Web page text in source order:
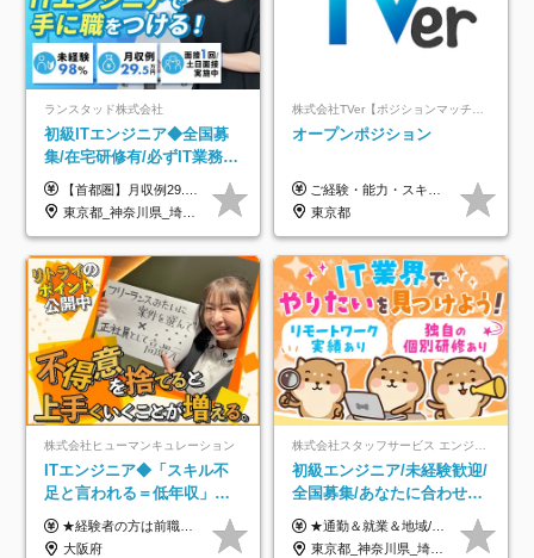
ランスタッド株式会社
初級ITエンジニア◆全国募
集/在宅研修有/必ずIT業務配
属/月収例29.5万円/Web面接
1回/SE
【首都圏】月収例29.5万円（月給26万円＋諸手当） 【東海・関西】月収例28.5万円（月給25万円＋諸手当） 【九州】月収例26万円（月給23万円＋諸手当） ※経験・スキル・前職給与を踏まえ、総合的に判断して決定します。 例：首都圏 月収例31万円（月給27万円＋諸手当） ◆各種手当 ・通勤手当（上限4万円まで） ・残業代手当（1分単位で全額支給） ※固定残業代制は採用しておりません ・深夜勤務手当 ・資格取得支援（ランクに応じてお祝い金1万円～10万円を支給） ◆昇給：年1回 ◆補足 ・研修中1ヶ月間は、時給1670円となります。 ・試用期間6ヶ月あり。その間の待遇に変更はありません。 ※詳細は面接時にご案内します。
東京都_神奈川県_埼玉県_千葉県_大阪府_愛知県_兵庫県_京都府_福岡県
オープンポジション
ご経験・能力・スキル等により、当社基準にて優遇・相談のうえ決定いたします。
東京都
株式会社ヒューマンキュレーション
ITエンジニア◆「スキル不
足と言われる＝低年収」で
はない！｜ 不安を克服し、
年収アップした社員の実例
★経験者の方は前職の年収以上を保証します ★案件単価を開示した上で80％以上を還元します 月給25万円以上＋賞与年2回 ※経験や能力を考慮の上で優遇します ※試用期間が3ヶ月(その間の給与・待遇・雇用形態に変更はありません) ※月給には月20時間分のみなし残業手当(5万円)を含みます(超過分は別途支給) ★残業平均は月10時間以下ですので、毎月10時間分程度はお得です！
大阪府
初級エンジニア/未経験歓迎/
全国募集/あなたに合わせた
オリジナル研修をご用
意/AI・IoT/残業平均8時間
★通勤＆就業＆地域/住宅＆役職手当あり ★残業代は全額支給 ★選べる給与制度あり！ ■東京・神奈川・千葉・埼玉勤務の場合 月給24.5万円～55万円＋諸手当 （残業代は全額支給） (20,000円の地域/住宅手当込み) ■愛知・京都・大阪・兵庫勤務の場合 月給24万円以上＋諸手当 （残業代は全額支給） (15,000円の地域/住宅手当込み) ■茨城・栃木・群馬・静岡・三重・滋賀・広島・福岡勤務の場合 月給23.5万円以上＋諸手当 （残業代は全額支給） (10,000円の地域/住宅手当込み) ■北海道・宮城・山梨・長野・岐阜・奈良・和歌山・岡山勤務の場合 月給23万円以上＋諸手当 （残業代は全額支給） (5,000円の地域/住宅手当込み) ■その他のエリア勤務の場合 月給22.5万円以上＋諸手当 （残業代は全額支給） ※経験や能力を考慮し、当社規定により優遇します 【昇給：年一回実施】 【選べる給与制度】 ★収入を重視する方に… 「変動型人事制度」の選択も可能（派遣先からの評価に応じて収入アップ！） ※年2回のタイミングで希望者と面談の上決定します。
東京都_神奈川県_埼玉県_千葉県_大阪府_愛知県_北海道_岩手県_宮城県_山形県_福島県_茨城県_栃木県_群馬県_山梨県_長野県_富山県_石川県_静岡県_岐阜県_三重県_兵庫県_京都府_滋賀県_奈良県_広島県_岡山県_山口県_愛媛県_福岡県_熊本県_長崎県